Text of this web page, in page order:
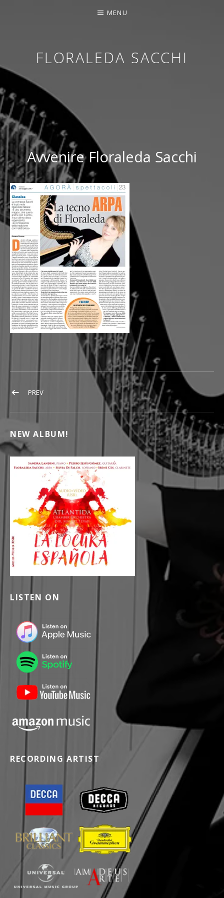
FLORALEDA SACCHI
CONTEMPORARY HARPIST
MENU
Avvenire Floraleda Sacchi
POST NAVIGATION
PREVPOST: AVVENIRE FLORALEDA SACCHI
NEW ALBUM!
LISTEN ON
RECORDING ARTIST